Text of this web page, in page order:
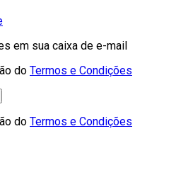
em sua caixa de e-mail
do Termos e Condições
do Termos e Condições